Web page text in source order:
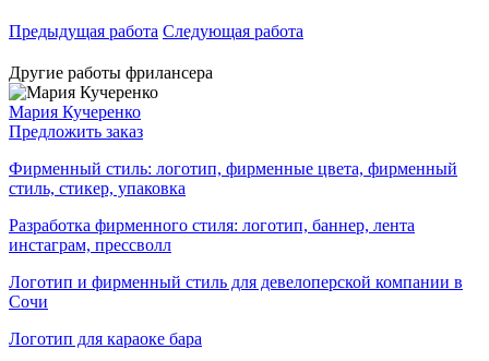
Предыдущая работа Следующая работа
Другие работы фрилансера
Мария Кучеренко
Предложить заказ
Фирменный стиль: логотип, фирменные цвета, фирменный
стиль, стикер, упаковка
Разработка фирменного стиля: логотип, баннер, лента
инстаграм, прессволл
Логотип и фирменный стиль для девелоперской компании в
Сочи
Логотип для караоке бара